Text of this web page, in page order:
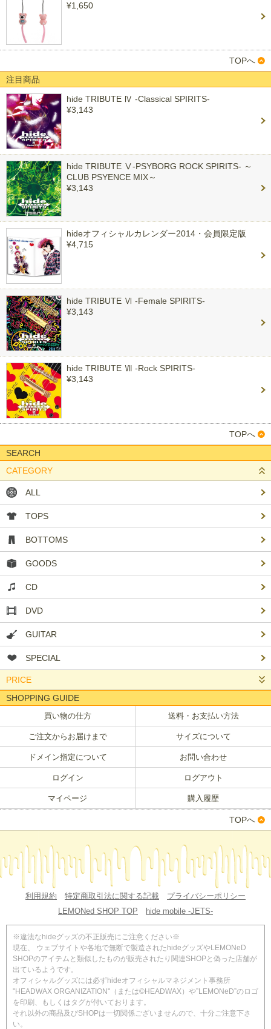
¥1,650
TOPへ
注目商品
hide TRIBUTE Ⅳ -Classical SPIRITS-
¥3,143
hide TRIBUTE Ⅴ-PSYBORG ROCK SPIRITS- ～
CLUB PSYENCE MIX～
¥3,143
hideオフィシャルカレンダー2014・会員限定版
¥4,715
hide TRIBUTE Ⅵ -Female SPIRITS-
¥3,143
hide TRIBUTE Ⅶ -Rock SPIRITS-
¥3,143
TOPへ
SEARCH
CATEGORY
ALL
TOPS
BOTTOMS
GOODS
CD
DVD
GUITAR
SPECIAL
PRICE
SHOPPING GUIDE
買い物の仕方 送料・お支払い方法
ご注文からお届けまで サイズについて
ドメイン指定について お問い合わせ
ログイン ログアウト
マイページ 購入履歴
TOPへ
利用規約 特定商取引法に関する記載
プライバシーポリシー
LEMONed SHOP TOP
hide mobile -JETS-
※違法なhideグッズの不正販売にご注意ください※
現在、 ウェブサイトや各地で無断で製造されたhideグッズやLEMONeD
SHOPのアイテムと類似したものが販売されたり関連SHOPと偽った店舗が
出ているようです。
オフィシャルグッズには必ずhideオフィシャルマネジメント事務所
"HEADWAX ORGANIZATION"（または©HEADWAX）や”LEMONeD”のロゴ
を印刷、もしくはタグが付いております。
それ以外の商品及びSHOPは一切関係ございませんので、十分ご注意下さ
い。